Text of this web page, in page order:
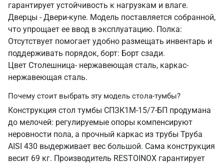
гарантирует устойчивость к нагрузкам и влаге.
Дверцы - Двери-купе. Модель поставляется собранной,
что упрощает ее ввод в эксплуатацию. Полка:
Отсутствует помогает удобно размещать инвентарь и
поддерживать порядок, борт: Борт сзади.
Цвет Столешница- нержавеющая сталь, каркас-
нержавеющая сталь.
Почему стоит выбрать эту модель стола-тумбы?
Конструкция стол тумбы СПЗК1М-15/7-БП продумана
до мелочей: регулируемые опоры компенсируют
неровности пола, а прочный каркас из трубы Труба
AISI 430 выдерживает вес большой. Сама конструкция
весит 69 кг. Производитель RESTOINOX гарантирует